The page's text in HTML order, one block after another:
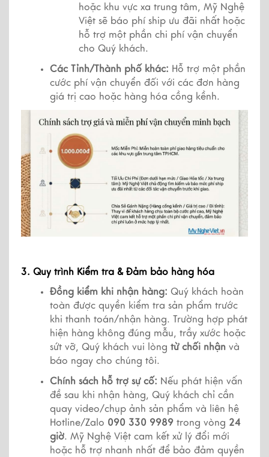
hoặc khu vực xa trung tâm, Mỹ Nghệ
Việt sẽ báo phí ship ưu đãi nhất hoặc
hỗ trợ một phần chi phí vận chuyển
cho Quý khách.
Các Tỉnh/Thành phố khác: Hỗ trợ một phần
cước phí vận chuyển đối với các đơn hàng
giá trị cao hoặc hàng hóa cồng kềnh.
3. Quy trình Kiểm tra & Đảm bảo hàng hóa
Đồng kiểm khi nhận hàng: Quý khách hoàn
toàn được quyền kiểm tra sản phẩm trước
khi thanh toán/nhận hàng. Trường hợp phát
hiện hàng không đúng mẫu, trầy xước hoặc
sứt vỡ, Quý khách vui lòng từ chối nhận và
báo ngay cho chúng tôi.
Chính sách hỗ trợ sự cố: Nếu phát hiện vấn
đề sau khi nhận hàng, Quý khách chỉ cần
quay video/chụp ảnh sản phẩm và liên hệ
Hotline/Zalo 090 330 9989 trong vòng 24
giờ. Mỹ Nghệ Việt cam kết xử lý đổi mới
hoặc hỗ trợ nhanh nhất để bảo đảm quyền